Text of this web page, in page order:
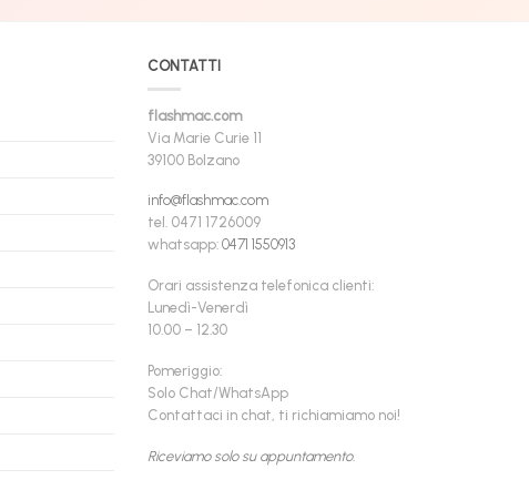
CONTATTI
flashmac.com
Via Marie Curie 11
39100 Bolzano
info@flashmac.com
tel. 0471 1726009
whatsapp: 0471 1550913
Orari assistenza telefonica clienti:
Lunedì-Venerdì
10.00 – 12.30
Pomeriggio:
Solo Chat/WhatsApp
Contattaci in chat, ti richiamiamo noi!
Riceviamo solo su appuntamento.